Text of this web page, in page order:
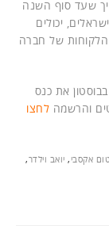
שעד סוף השנה
כישראלים, יכולים
הלקוחות של חברה
בסוף החודש תקיים CloudHealth by VMware בבוסטון את כנס
לחצו
אקסבי, יואב וילדר,